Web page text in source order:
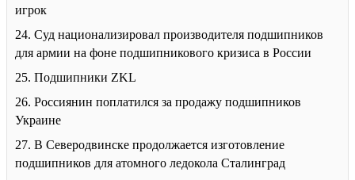
игрок
24. Суд национализировал производителя подшипников
для армии на фоне подшипникового кризиса в России
25. Подшипники ZKL
26. Россиянин поплатился за продажу подшипников
Украине
27. В Северодвинске продолжается изготовление
подшипников для атомного ледокола Сталинград